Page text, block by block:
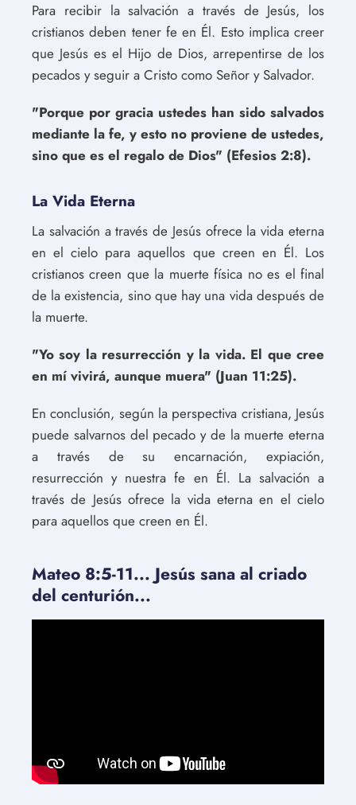
Para recibir la salvación a través de Jesús, los
cristianos deben tener fe en Él. Esto implica creer
que Jesús es el Hijo de Dios, arrepentirse de los
pecados y seguir a Cristo como Señor y Salvador.
"Porque por gracia ustedes han sido salvados
mediante la fe, y esto no proviene de ustedes,
sino que es el regalo de Dios" (Efesios 2:8).
La Vida Eterna
La salvación a través de Jesús ofrece la vida eterna
en el cielo para aquellos que creen en Él. Los
cristianos creen que la muerte física no es el final
de la existencia, sino que hay una vida después de
la muerte.
"Yo soy la resurrección y la vida. El que cree
en mí vivirá, aunque muera" (Juan 11:25).
En conclusión, según la perspectiva cristiana, Jesús
puede salvarnos del pecado y de la muerte eterna
a través de su encarnación, expiación,
resurrección y nuestra fe en Él. La salvación a
través de Jesús ofrece la vida eterna en el cielo
para aquellos que creen en Él.
Mateo 8:5-11... Jesús sana al criado
del centurión...